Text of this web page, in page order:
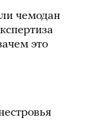
чемодан
это